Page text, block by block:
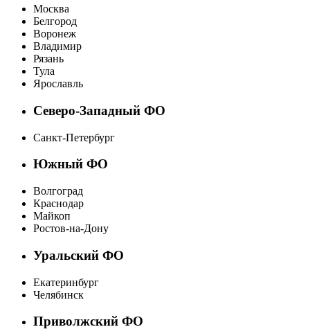
Москва
Белгород
Воронеж
Владимир
Рязань
Тула
Ярославль
Северо-Западный ФО
Санкт-Петербург
Южный ФО
Волгоград
Краснодар
Майкоп
Ростов-на-Дону
Уральский ФО
Екатеринбург
Челябинск
Приволжский ФО